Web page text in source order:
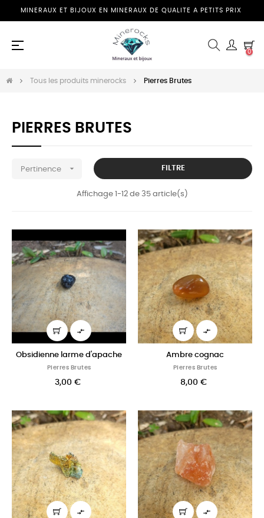
MINERAUX ET BIJOUX EN MINERAUX DE QUALITE A PETITS PRIX
Basculer
☰
0
Tous les produits minerocks Pierres Brutes
PIERRES BRUTES
Pertinence  FILTRE
Affichage 1-12 de 35 article(s)

Obsidienne larme d'apache
Pierres Brutes
3,00 €

Ambre cognac
Pierres Brutes
8,00 €
 